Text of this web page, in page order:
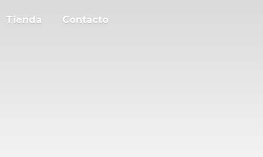
Tienda Contacto